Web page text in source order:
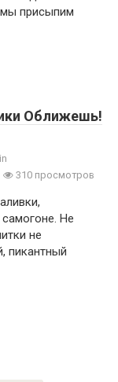
присыпим
Оближешь!
310 просмотров
Не
не
пикантный